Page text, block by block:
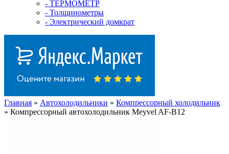
- ТЕРМОМЕТР
- Толщинометры
- Электрический домкрат
Главная » Автохолодильники » Компрессорный холодильник
» Компрессорный автохолодильник Meyvel AF-B12